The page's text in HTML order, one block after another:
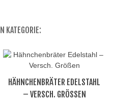
KATEGORIE:
HÄHNCHENBRÄTER EDELSTAHL
– VERSCH. GRÖSSEN